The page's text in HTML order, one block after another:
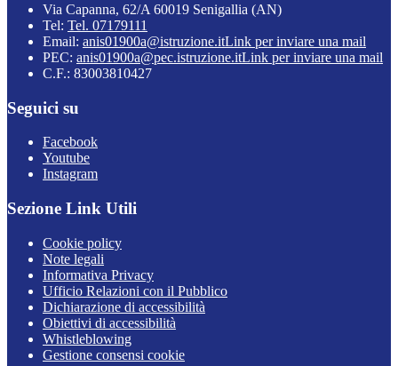
Via Capanna, 62/A 60019 Senigallia (AN)
Tel: Tel. 07179111
Email: anis01900a@istruzione.itLink per inviare una mail
PEC: anis01900a@pec.istruzione.itLink per inviare una mail
C.F.: 83003810427
Seguici su
Facebook
Youtube
Instagram
Sezione Link Utili
Cookie policy
Note legali
Informativa Privacy
Ufficio Relazioni con il Pubblico
Dichiarazione di accessibilità
Obiettivi di accessibilità
Whistleblowing
Gestione consensi cookie